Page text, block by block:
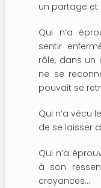
un partage et
Qui n’a
sentir
rôle, dans un
ne se
pouvait se
Qui n’a vécu
de se laisser
Qui n’a
à son
croyances…